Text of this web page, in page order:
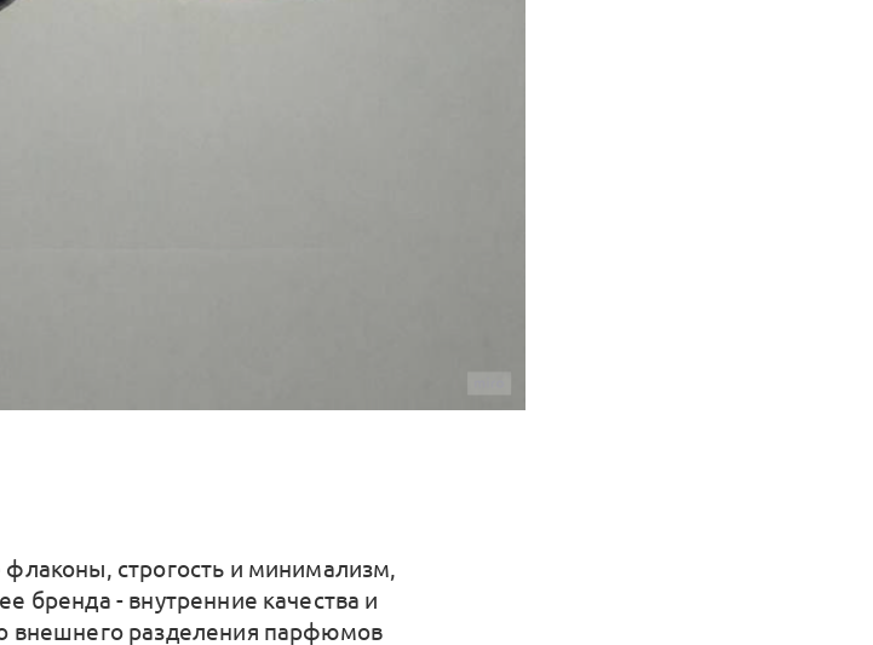
строгость и минимализм,
бренда - внутренние качества и
внешнего разделения парфюмов